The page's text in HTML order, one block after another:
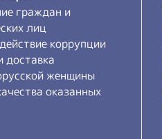
граждан и
лиц
коррупции
доставка
женщины
оказанных